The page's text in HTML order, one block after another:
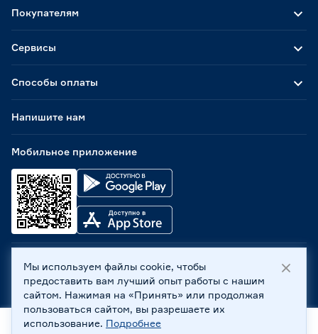
Способы оплаты
Мобильное приложение
Покупателям
Сервисы
Напишите нам
ООО «Бауцентр Рус» 2004 -2026, 236029, г. Калининград,
ул. А.Невского, 205. ИНН 7702596813, КПП 390601001 ©
Все права защищены
Политика обработки персональных данных
Правовая информация
Мы используем файлы cookie, чтобы
предоставить вам лучший опыт работы с нашим
сайтом. Нажимая на «Принять» или продолжая
пользоваться сайтом, вы разрешаете их
использование. Подробнее